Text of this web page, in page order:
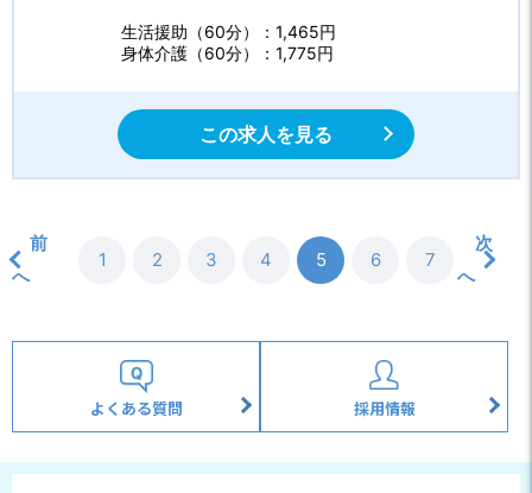
生活援助（60分）：1,465円
身体介護（60分）：1,775円
この求人を見る
前
へ
1 2 3 4 5 6 7
次
へ
よくある質問 採用情報